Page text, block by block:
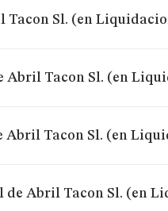
Tacon Sl. (en
Abril Tacon Sl. (en
Abril Tacon Sl. (en
de Abril Tacon Sl. (en